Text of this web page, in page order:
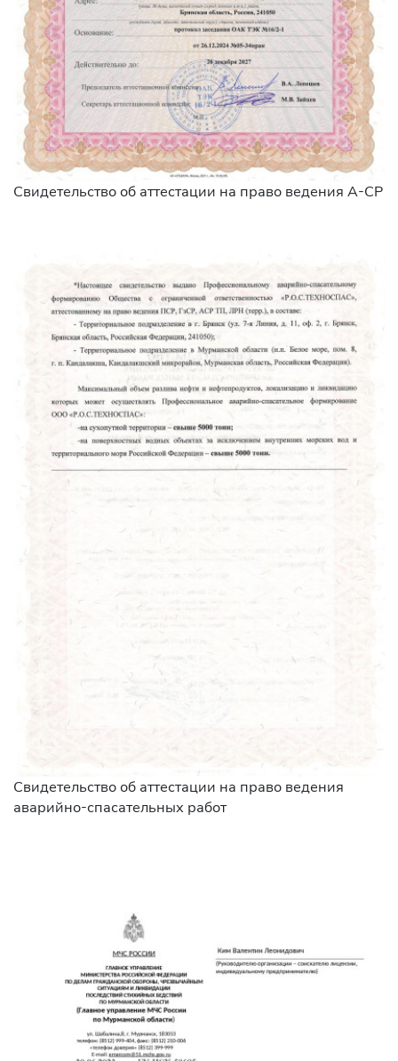
Свидетельство об аттестации на право ведения А-СР
Свидетельство об аттестации на право ведения
аварийно-спасательных работ